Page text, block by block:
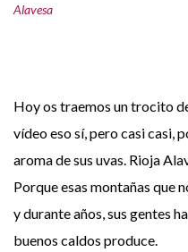
Alavesa
Hoy os traemos un trocito
vídeo eso sí, pero casi casi,
aroma de sus uvas. Rioja
Porque esas montañas que
y durante años, sus gentes
buenos caldos produce.